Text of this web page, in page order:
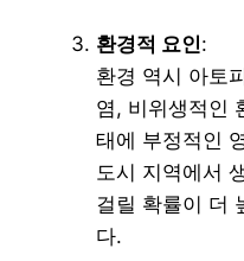
환경적 요인:
환경 역시 아토
염, 비위생적인
태에 부정적인
도시 지역에서
걸릴 확률이 더
다.